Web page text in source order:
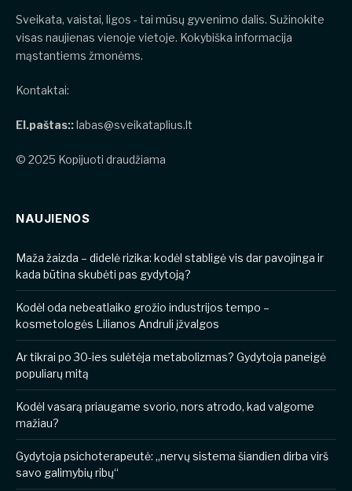
Sveikata, vaistai, ligos - tai mūsų gyvenimo dalis. Sužinokite
visas naujienas vienoje vietoje. Kokybiška informacija
mąstantiems žmonėms.
Kontaktai:
El.paštas::labas@sveikataplius.lt
© 2025 Kopijuoti draudžiama
NAUJIENOS
​​Maža žaizda – didelė rizika: kodėl stabligė vis dar pavojinga ir
kada būtina skubėti pas gydytoją?
Kodėl oda nebeatlaiko grožio industrijos tempo –
kosmetologės Lilianos Andruli įžvalgos
Ar tikrai po 30-ies sulėtėja metabolizmas? Gydytoja paneigė
populiarų mitą
Kodėl vasarą priaugame svorio, nors atrodo, kad valgome
mažiau?
Gydytoja psichoterapeutė: „nervų sistema šiandien dirba virš
savo galimybių ribų“